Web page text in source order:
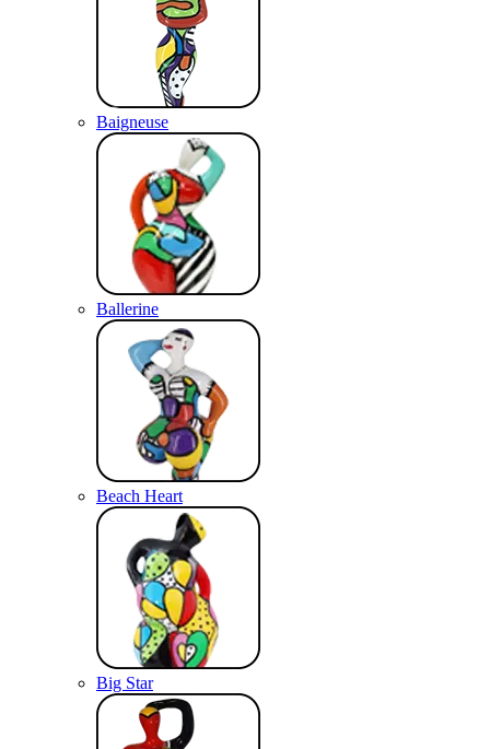
Baigneuse
Ballerine
Beach Heart
Big Star